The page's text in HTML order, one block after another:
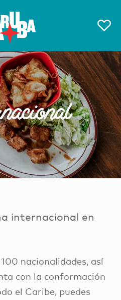
internacional en
nacionalidades, así
con la conformación
el Caribe, puedes